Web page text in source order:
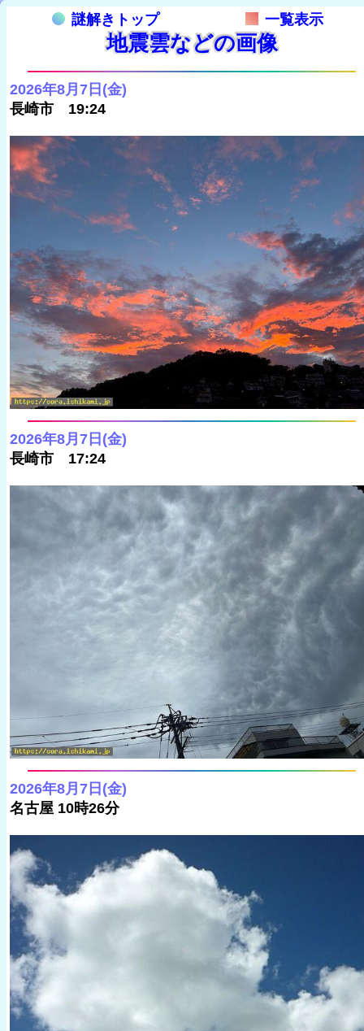
謎解きトップ 一覧表示
地震雲などの画像
2026年8月7日(金)
長崎市 19:24
2026年8月7日(金)
長崎市 17:24
2026年8月7日(金)
名古屋 10時26分